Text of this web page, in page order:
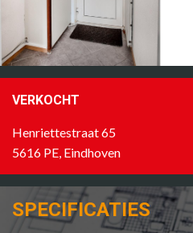
VERKOCHT
Henriettestraat 65
5616 PE, Eindhoven
SPECIFICATIES